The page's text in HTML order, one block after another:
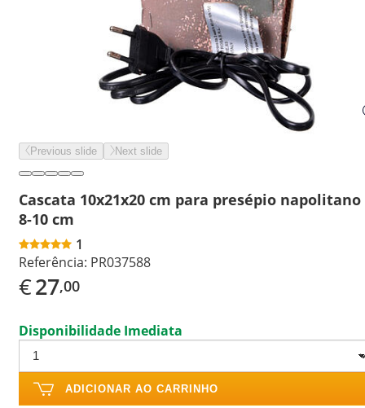
Previous slide Next slide
Cascata 10x21x20 cm para presépio napolitano
8-10 cm
1
Referência: PR037588
€27,00
Disponibilidade Imediata
ADICIONAR AO CARRINHO